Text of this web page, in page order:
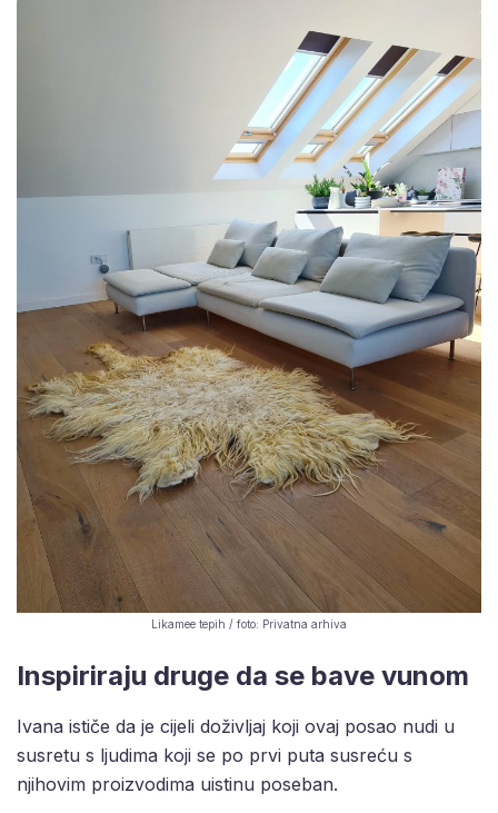
Likamee tepih / foto: Privatna arhiva
Inspiriraju druge da se bave vunom
Ivana ističe da je cijeli doživljaj koji ovaj posao nudi u
susretu s ljudima koji se po prvi puta susreću s
njihovim proizvodima uistinu poseban.